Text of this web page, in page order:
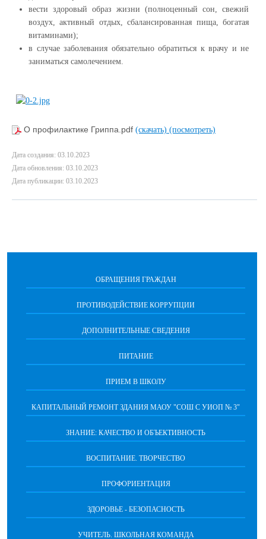
вести здоровый образ жизни (полноценный сон, свежий
воздух, активный отдых, сбалансированная пища, богатая
витаминами);
в случае заболевания обязательно обратиться к врачу и не
заниматься самолечением.
О профилактике Гриппа.pdf (скачать) (посмотреть)
Дата создания: 03.10.2023
Дата обновления: 03.10.2023
Дата публикации: 03.10.2023
ОБРАЩЕНИЯ ГРАЖДАН
ПРОТИВОДЕЙСТВИЕ КОРРУПЦИИ
ДОПОЛНИТЕЛЬНЫЕ СВЕДЕНИЯ
ПИТАНИЕ
ПРИЕМ В ШКОЛУ
КАПИТАЛЬНЫЙ РЕМОНТ ЗДАНИЯ МАОУ "СОШ С УИОП № 3"
ЗНАНИЕ: КАЧЕСТВО И ОБЪЕКТИВНОСТЬ
ВОСПИТАНИЕ. ТВОРЧЕСТВО
ПРОФОРИЕНТАЦИЯ
ЗДОРОВЬЕ - БЕЗОПАСНОСТЬ
УЧИТЕЛЬ. ШКОЛЬНАЯ КОМАНДА